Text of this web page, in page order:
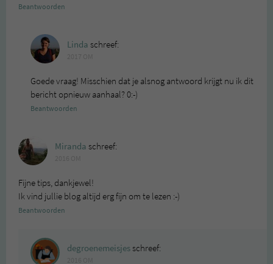
Beantwoorden
Linda schreef:
Goede vraag! Misschien dat je alsnog antwoord krijgt nu ik dit
bericht opnieuw aanhaal? 0:-)
Beantwoorden
Miranda schreef:
Fijne tips, dankjewel!
Ik vind jullie blog altijd erg fijn om te lezen :-)
Beantwoorden
degroenemeisjesschreef: